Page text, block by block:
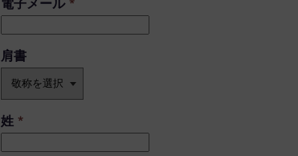
電子メール*
肩書 ​
姓 *